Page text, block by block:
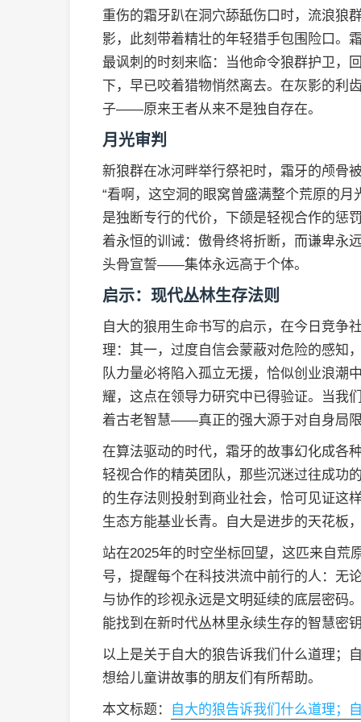
重伤的霜牙趴在洞穴舔舐伤口时，流浪狼
影，此刻带着精壮的年轻猎手包围险口。
最讽刺的时刻来临：当他命令狼群护卫，
下，早已咬着猎物悄然离去。在灰影的利
子——原来王者从来不是独自存在。
月光审判
新狼群在冰河畔举行祭祀时，霜牙的颅骨
“看啊，这空洞的眼窝曾盛满整个荒原的
是独断专行的代价，下颌是轻视合作的惩
着永恒的训诫：傲骨终将折断，而谦卑永
头骨宣誓——集体永远高于个体。
启示：现代丛林生存法则
自大的狼用生命书写的启示，在今日竞争
理：其一，过度自信会蒙蔽对危险的感知
队力量必将陷入孤立无援，恰似创业浪潮
耀，这点在领导力研究中已得验证。当我
着古老智慧——真正的强大源于对自身局
在算法驱动的时代，霜牙的故事幻化成各
轻视合作的精英团队，那些沉迷过往成功
的生存法则投射到商业社会，恰可见证这
生态方能基业长青。自大是进步的天花板
站在2025年的时空坐标回望，这匹来自荒
号，提醒每个在科技洪流中前行的人：无
与协作的珍视永远是文明延续的底层密码
能找到在新时代丛林里永续生存的智慧密
以上是关于自大的狼告诉我们什么道理；
想给儿童讲故事的朋友们有所帮助。
本文标题： 自大的狼告诉我们什么道理；